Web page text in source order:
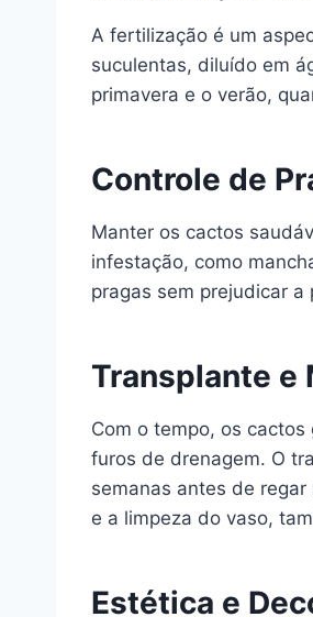
A fertilização é um
suculentas, diluído em
primavera e o verão,
Controle de
Manter os cactos
infestação, como
pragas sem prejudicar
Transplante e
Com o tempo, os
furos de drenagem. O
semanas antes de
e a limpeza do vaso,
Estética e